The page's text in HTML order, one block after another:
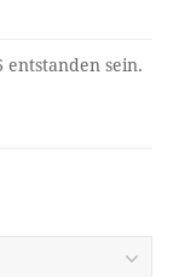
entstanden sein.